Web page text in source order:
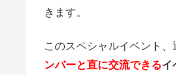
きます。
このスペシャルイベント、
ンバーと直に交流できるイ